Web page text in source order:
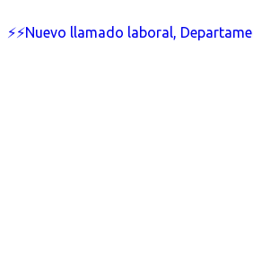
⚡⚡Nuevo llamado laboral,